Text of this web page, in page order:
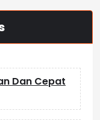
Dan Cepat